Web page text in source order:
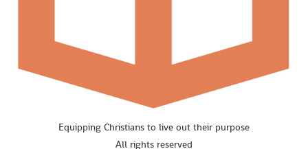
Equipping Christians to live out their purpose
All rights reserved